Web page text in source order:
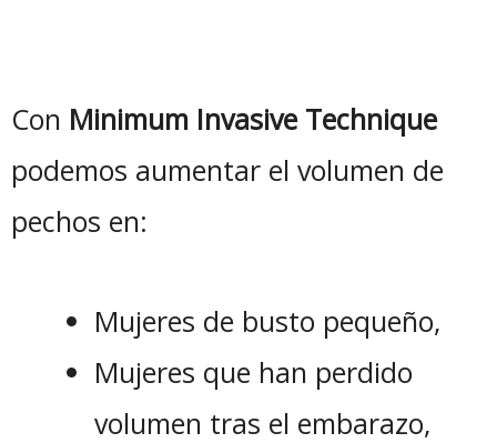
Con Minimum Invasive Technique
podemos aumentar el volumen de
pechos en:
Mujeres de busto pequeño,
Mujeres que han perdido
volumen tras el embarazo,